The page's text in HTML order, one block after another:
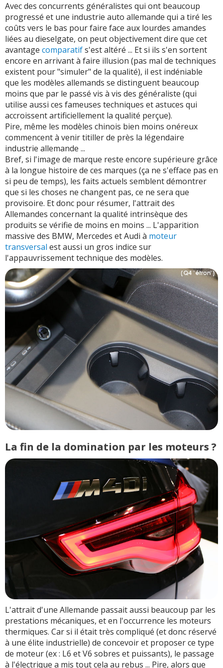
Avec des concurrents généralistes qui ont beaucoup
progressé et une industrie auto allemande qui a tiré les
coûts vers le bas pour faire face aux lourdes amandes
liées au dieselgate, on peut objectivement dire que cet
avantage comparatifs'est altéré ... Et si ils s'en sortent
encore en arrivant à faire illusion (pas mal de techniques
existent pour "simuler" de la qualité), il est indéniable
que les modèles allemands se distinguent beaucoup
moins que par le passé vis à vis des généraliste (qui
utilise aussi ces fameuses techniques et astuces qui
accroissent artificiellement la qualité perçue).
Pire, même les modèles chinois bien moins onéreux
commencent à venir titiller de près la légendaire
industrie allemande ...
Bref, si l'image de marque reste encore supérieure grâce
à la longue histoire de ces marques (ça ne s'efface pas en
si peu de temps), les faits actuels semblent démontrer
que si les choses ne changent pas, ce ne sera que
provisoire. Et donc pour résumer, l'attrait des
Allemandes concernant la qualité intrinsèque des
produits se vérifie de moins en moins ... L'apparition
massive des BMW, Mercedes et Audi à moteur
transversal est aussi un gros indice sur
l'appauvrissement technique des modèles.
La fin de la domination par les moteurs ?
L'attrait d'une Allemande passait aussi beaucoup par les
prestations mécaniques, et en l'occurrence les moteurs
thermiques. Car si il était très compliqué (et donc réservé
à une élite industrielle) de concevoir et proposer ce type
de moteur (ex : L6 et V6 sobres et puissants), le passage
à l'électrique a mis tout cela au rebus ... Pire, alors que